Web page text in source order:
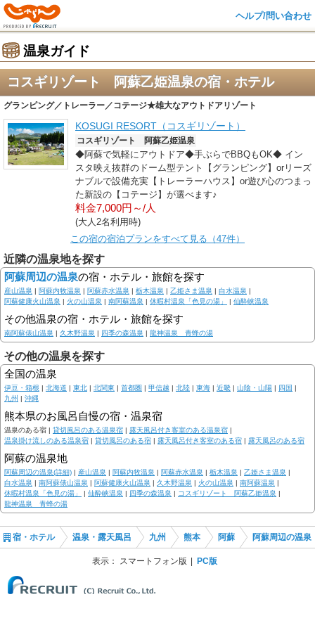
ヘルプ/問い合わせ
温泉ガイド
コスギリゾート 阿蘇乙姫温泉の宿・ホテル
グランピング／トレーラー／コテージ★雄大なアウトドアリゾート
KOSUGI RESORT（コスギリゾート）
コスギリゾート 阿蘇乙姫温泉
◆阿蘇で気軽にアウトドア◆手ぶらでBBQもOK◆ イン
スタ映え抜群のドーム型テント【グランピング】orリーズ
ナブルで設備充実【トレーラーハウス】or遊び心のつまっ
た新設の【コテージ】が選べます♪
料金7,000円～/人
(大人2名利用時)
この宿の宿泊プランをすべて見る（47件）
近隣の温泉地を探す
阿蘇周辺の温泉の宿・ホテル・旅館を探す
産山温泉 | 阿蘇内牧温泉 | 阿蘇赤水温泉 | 栃木温泉 | 乙姫さま温泉 | 白水温泉 |
阿蘇健康火山温泉 | 火の山温泉 | 南阿蘇温泉 | 休暇村温泉「色見の湯」 | 仙酔峡温泉
その他温泉の宿・ホテル・旅館を探す
南阿蘇俵山温泉 | 久木野温泉 | 四季の森温泉 | 龍神温泉 青蜂の湯
その他の温泉を探す
全国の温泉
伊豆・箱根 | 北海道 | 東北 | 北関東 | 首都圏 | 甲信越 | 北陸 | 東海 | 近畿 | 山陰・山陽 | 四国 |
九州 | 沖縄
熊本県のお風呂自慢の宿・温泉宿
温泉のある宿 | 貸切風呂のある温泉宿 | 露天風呂付き客室のある温泉宿 |
温泉掛け流しのある温泉宿 | 貸切風呂のある宿 | 露天風呂付き客室のある宿 | 露天風呂のある宿
阿蘇の温泉地
阿蘇周辺の温泉(詳細) | 産山温泉 | 阿蘇内牧温泉 | 阿蘇赤水温泉 | 栃木温泉 | 乙姫さま温泉 |
白水温泉 | 南阿蘇俵山温泉 | 阿蘇健康火山温泉 | 久木野温泉 | 火の山温泉 | 南阿蘇温泉 |
休暇村温泉「色見の湯」
| 仙酔峡温泉 | 四季の森温泉 | コスギリゾート 阿蘇乙姫温泉 |
龍神温泉 青蜂の湯
宿・ホテル 温泉・露天風呂 九州 熊本 阿蘇 阿蘇周辺の温泉
表示： スマートフォン版 PC版